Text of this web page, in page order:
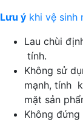
Lưu ý khi vệ sinh
Lau chùi
tính.
Không sử
mạnh, tính
mặt sản
Không